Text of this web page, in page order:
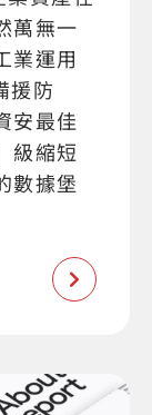
萬無一
業運用
援防
安最佳
級縮短
數據堡